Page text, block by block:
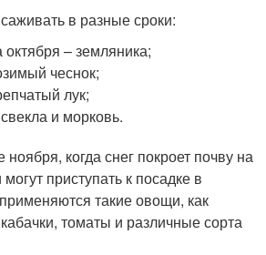
в разные сроки:
– земляника;
чеснок;
лук;
и морковь.
когда снег покроет почву на
приступать к посадке в
такие овощи, как
томаты и различные сорта